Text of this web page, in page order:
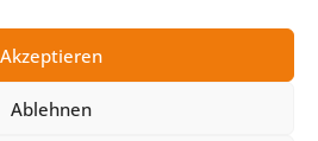
Akzeptieren
Ablehnen